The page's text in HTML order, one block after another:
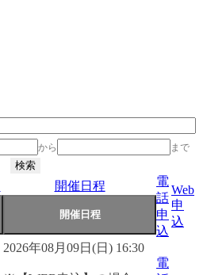
から まで
開催日程
電
話
申
込
Web
申
込
2026年08月09日(日) 16:30
電